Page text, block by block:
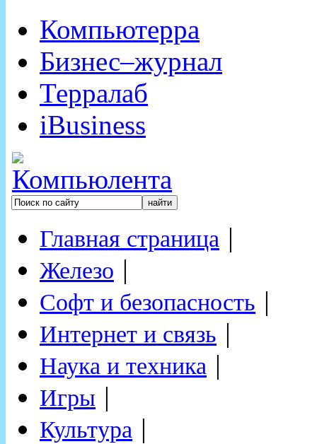
Компьютерра
Бизнес–журнал
Терралаб
iBusiness
Главная страница |
Железо |
Софт и безопасность |
Интернет и связь |
Наука и техника |
Игры |
Культура |